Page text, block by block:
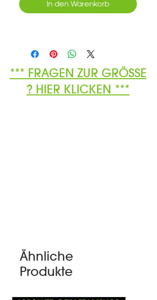
In den Warenkorb
*** FRAGEN ZUR GRÖSSE
? HIER KLICKEN ***
Ähnliche
Produkte